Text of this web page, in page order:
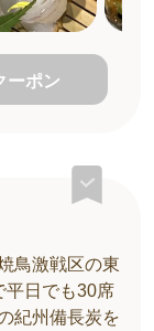
ーポン
鳥激戦区の東
平日でも30席
紀州備長炭を